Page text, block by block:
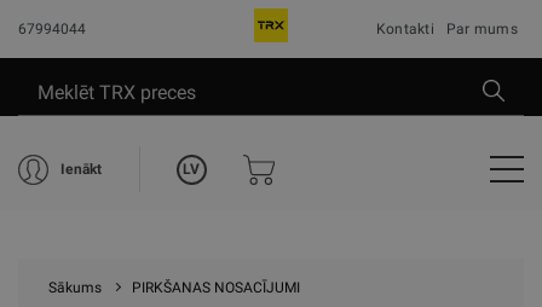
67994044 Kontakti Par mums
Ienākt LV
Sākums PIRKŠANAS NOSACĪJUMI